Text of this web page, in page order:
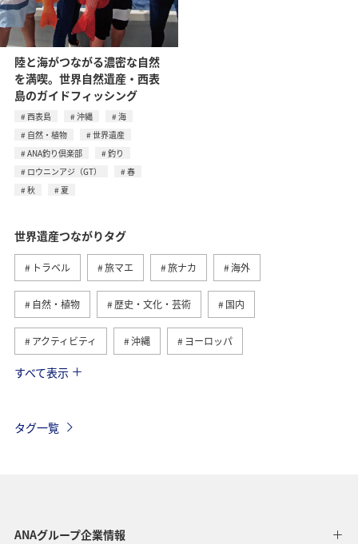
陸と海がつながる濃密な自然
を満喫。世界自然遺産・西表
島のガイドフィッシング
西表島 沖縄
海
自然・植物
世界遺産
ANA釣り倶楽部
釣り
ロウニンアジ（GT）
春
秋
夏
世界遺産つながりタグ
トラベル 旅マエ 旅ナカ 海外
自然・植物 歴史・文化・芸術 国内
アクティビティ 沖縄 ヨーロッパ
趣味
すべて表示
タグ一覧
ANAグループ企業情報